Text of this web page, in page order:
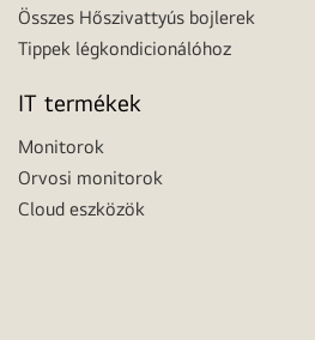
Összes Hőszivattyús bojlerek
Tippek légkondicionálóhoz
IT termékek
Monitorok
Orvosi monitorok
Cloud eszközök